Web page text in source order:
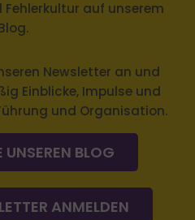
Einblicke, Impulse und
und Organisation.
UNSEREN BLOG
ANMELDEN